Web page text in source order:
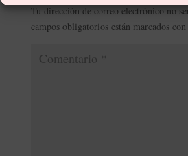
Tu dirección de correo electrónico no
campos obligatorios están marcados con